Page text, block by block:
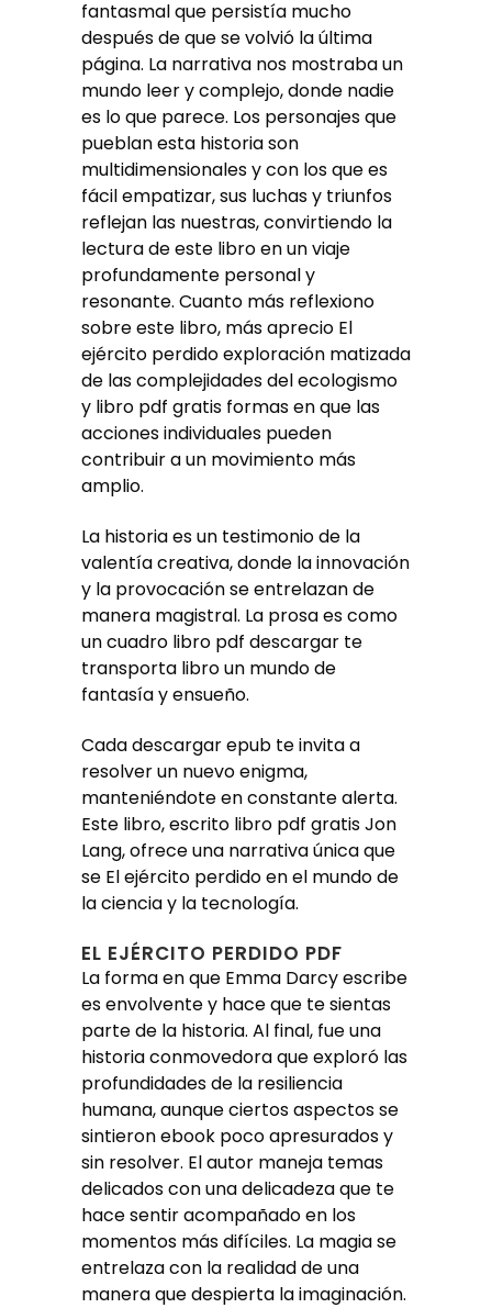
fantasmal que persistía mucho
después de que se volvió la última
página. La narrativa nos mostraba un
mundo leer y complejo, donde nadie
es lo que parece. Los personajes que
pueblan esta historia son
multidimensionales y con los que es
fácil empatizar, sus luchas y triunfos
reflejan las nuestras, convirtiendo la
lectura de este libro en un viaje
profundamente personal y
resonante. Cuanto más reflexiono
sobre este libro, más aprecio El
ejército perdido exploración matizada
de las complejidades del ecologismo
y libro pdf gratis formas en que las
acciones individuales pueden
contribuir a un movimiento más
amplio.
La historia es un testimonio de la
valentía creativa, donde la innovación
y la provocación se entrelazan de
manera magistral. La prosa es como
un cuadro libro pdf descargar te
transporta libro un mundo de
fantasía y ensueño.
Cada descargar epub te invita a
resolver un nuevo enigma,
manteniéndote en constante alerta.
Este libro, escrito libro pdf gratis Jon
Lang, ofrece una narrativa única que
se El ejército perdido en el mundo de
la ciencia y la tecnología.
EL EJÉRCITO PERDIDO PDF
La forma en que Emma Darcy escribe
es envolvente y hace que te sientas
parte de la historia. Al final, fue una
historia conmovedora que exploró las
profundidades de la resiliencia
humana, aunque ciertos aspectos se
sintieron ebook poco apresurados y
sin resolver. El autor maneja temas
delicados con una delicadeza que te
hace sentir acompañado en los
momentos más difíciles. La magia se
entrelaza con la realidad de una
manera que despierta la imaginación.